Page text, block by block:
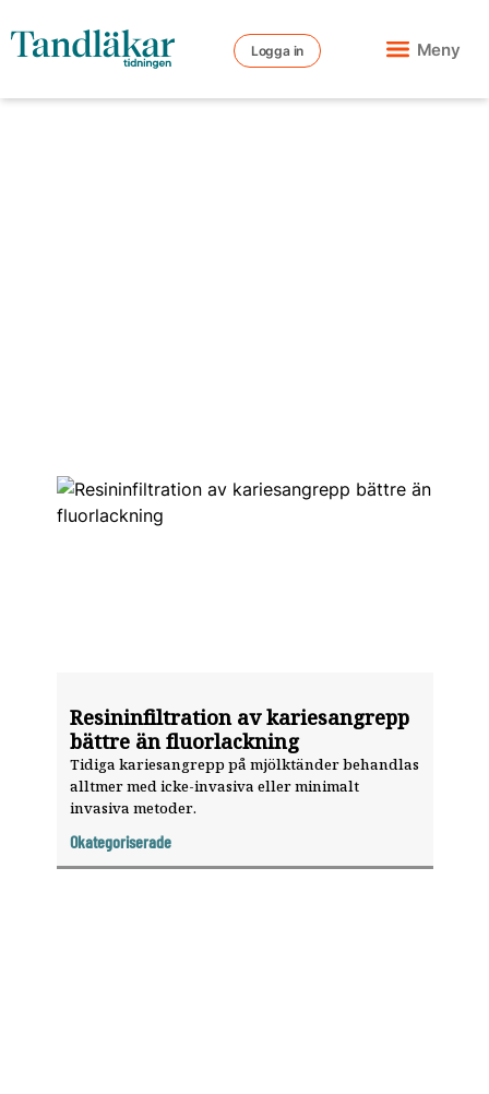
Logga in Meny
Resininfiltration av kariesangrepp
bättre än fluorlackning
Tidiga kariesangrepp på mjölktänder behandlas
alltmer med icke-invasiva eller minimalt
invasiva metoder.
Okategoriserade